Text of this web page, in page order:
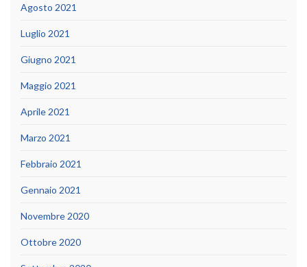
Agosto 2021
Luglio 2021
Giugno 2021
Maggio 2021
Aprile 2021
Marzo 2021
Febbraio 2021
Gennaio 2021
Novembre 2020
Ottobre 2020